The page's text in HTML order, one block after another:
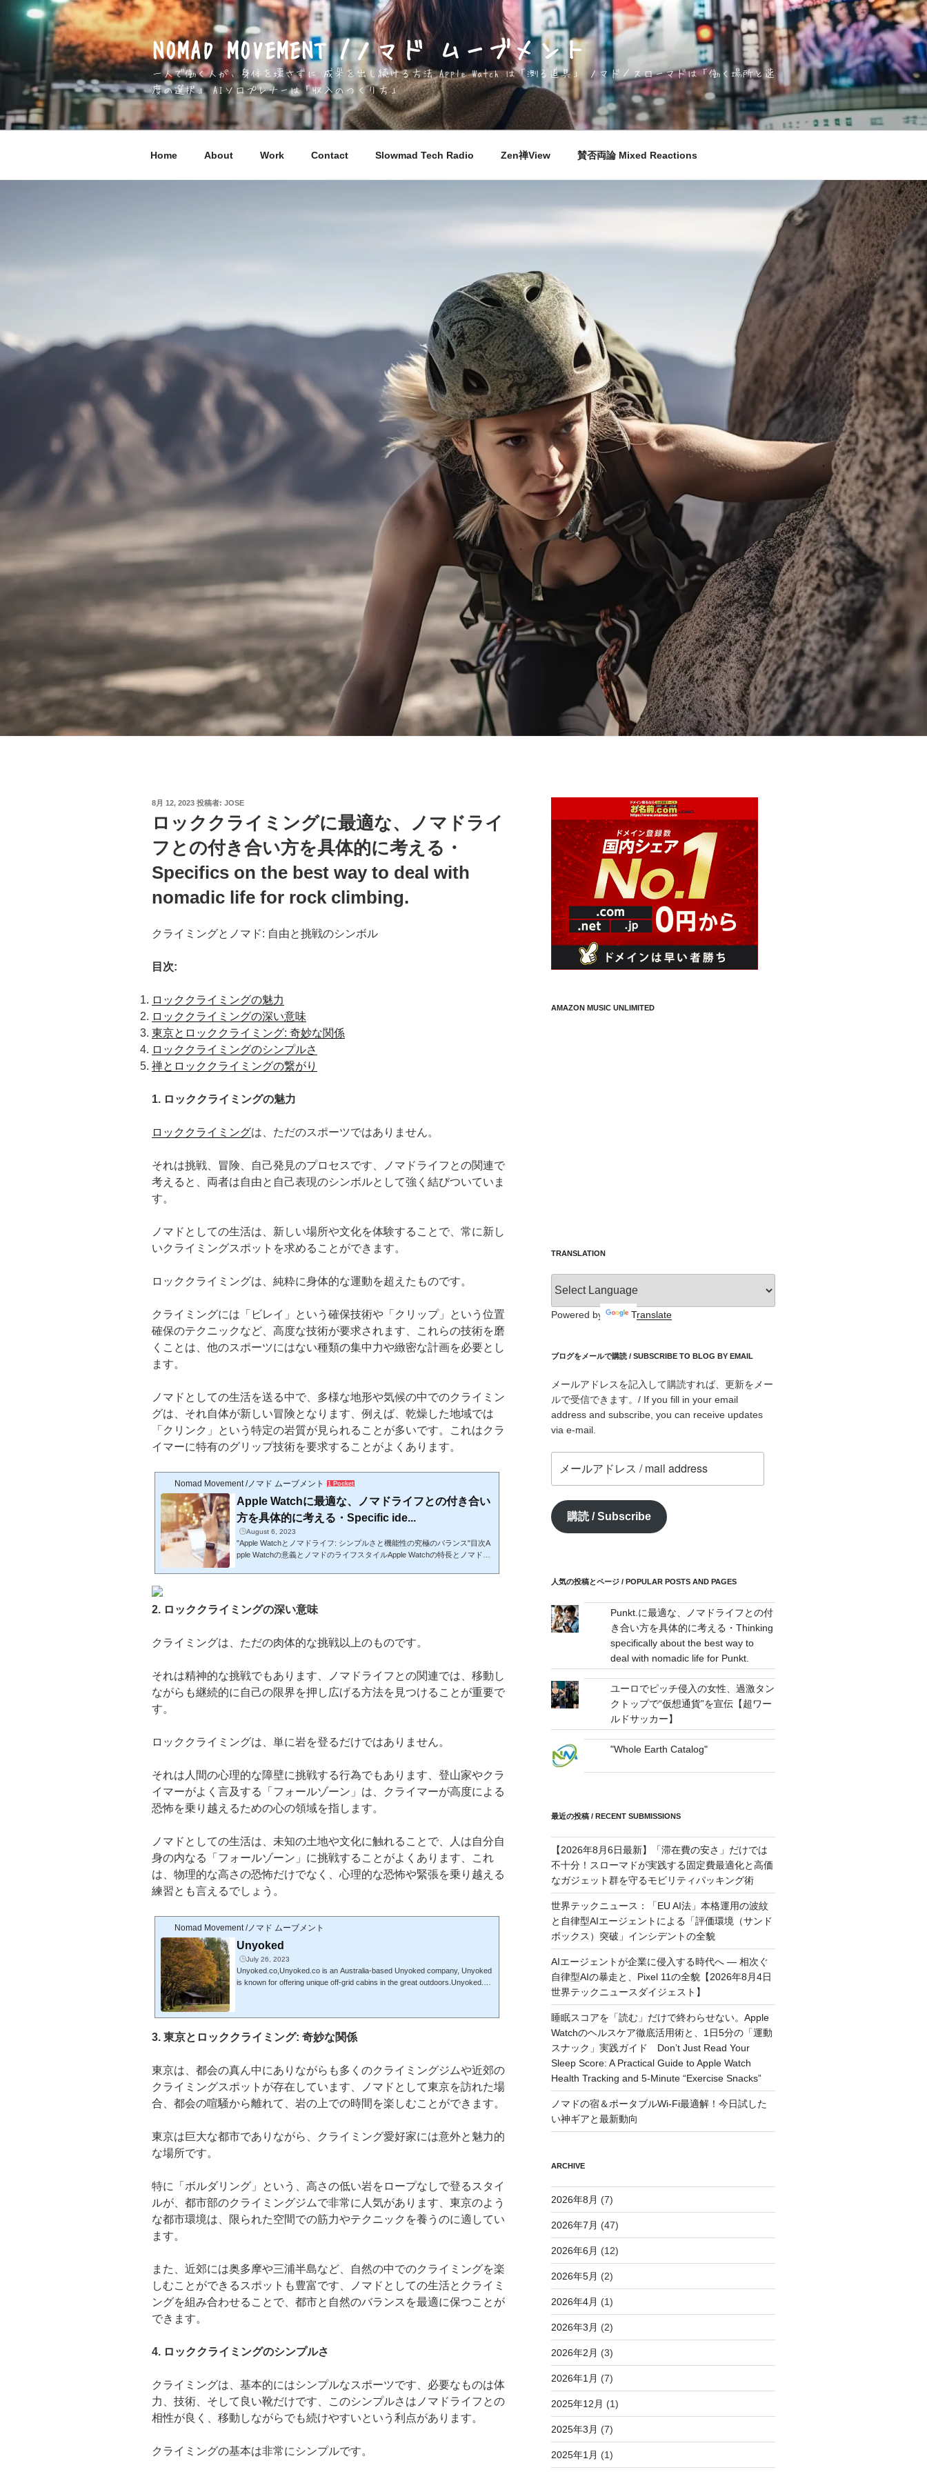
キ
NOMAD MOVEMENT /ノマド ムーブメント
一人で働く人が、身体を壊さずに 成果を出し続ける方法 Apple Watch は「測る道具」 ノマド／スローマドは「働く場所と速
度の選択」 AIソロプレナーは「収入のつくり方」
Home About Work Contact Slowmad Tech Radio Zen禅View 賛否両論 Mixed Reactions
投
8月 12, 2023 投稿者: JOSE
ロッククライミングに最適な、ノマドライ
フとの付き合い方を具体的に考える・
Specifics on the best way to deal with
nomadic life for rock climbing.
クライミングとノマド: 自由と挑戦のシンボル
目次:
ロッククライミングの魅力
ロッククライミングの深い意味
東京とロッククライミング: 奇妙な関係
ロッククライミングのシンプルさ
禅とロッククライミングの繋がり
1. ロッククライミングの魅力
ロッククライミングは、ただのスポーツではありません。
それは挑戦、冒険、自己発見のプロセスです、ノマドライフとの関連で
考えると、両者は自由と自己表現のシンボルとして強く結びついていま
す。
ノマドとしての生活は、新しい場所や文化を体験することで、常に新し
いクライミングスポットを求めることができます。
ロッククライミングは、純粋に身体的な運動を超えたものです。
クライミングには「ビレイ」という確保技術や「クリップ」という位置
確保のテクニックなど、高度な技術が要求されます、これらの技術を磨
くことは、他のスポーツにはない種類の集中力や緻密な計画を必要とし
ます。
ノマドとしての生活を送る中で、多様な地形や気候の中でのクライミン
グは、それ自体が新しい冒険となります、例えば、乾燥した地域では
「クリンク」という特定の岩質が見られることが多いです。これはクラ
イマーに特有のグリップ技術を要求することがよくあります。
Nomad Movement /ノマド ムーブメント 1 Pocket
Apple Watchに最適な、ノマドライフとの付き合い
方を具体的に考える・Specific ide...
August 6, 2023
"Apple Watchとノマドライフ: シンプルさと機能性の究極のバランス"目次A
pple Watchの意義とノマドのライフスタイルApple Watchの特長とノマドラ
をサポートするアイテムとして非常に役立つツールと言えるでしょう、そ
2. ロッククライミングの深い意味
クライミングは、ただの肉体的な挑戦以上のものです。
それは精神的な挑戦でもあります、ノマドライフとの関連では、移動し
ながらも継続的に自己の限界を押し広げる方法を見つけることが重要で
す。
ロッククライミングは、単に岩を登るだけではありません。
それは人間の心理的な障壁に挑戦する行為でもあります、登山家やクラ
イマーがよく言及する「フォールゾーン」は、クライマーが高度による
恐怖を乗り越えるための心の領域を指します。
ノマドとしての生活は、未知の土地や文化に触れることで、人は自分自
身の内なる「フォールゾーン」に挑戦することがよくあります、これ
は、物理的な高さの恐怖だけでなく、心理的な恐怖や緊張を乗り越える
練習とも言えるでしょう。
Nomad Movement /ノマド ムーブメント
Unyoked
July 26, 2023
Unyoked.co,Unyoked.co is an Australia-based Unyoked company, Unyoked
is known for offering unique off-grid cabins in the great outdoors.Unyoked.co
ます。This gives us context about the setting of these cabins. They are loca
n settings. This could appeal to those looking for a retreat, an escape...
3. 東京とロッククライミング: 奇妙な関係
東京は、都会の真ん中にありながらも多くのクライミングジムや近郊の
クライミングスポットが存在しています、ノマドとして東京を訪れた場
合、都会の喧騒から離れて、岩の上での時間を楽しむことができます。
東京は巨大な都市でありながら、クライミング愛好家には意外と魅力的
な場所です。
特に「ボルダリング」という、高さの低い岩をロープなしで登るスタイ
ルが、都市部のクライミングジムで非常に人気があります、東京のよう
な都市環境は、限られた空間での筋力やテクニックを養うのに適してい
ます。
また、近郊には奥多摩や三浦半島など、自然の中でのクライミングを楽
しむことができるスポットも豊富です、ノマドとしての生活とクライミ
ングを組み合わせることで、都市と自然のバランスを最適に保つことが
できます。
4. ロッククライミングのシンプルさ
クライミングは、基本的にはシンプルなスポーツです、必要なものは体
力、技術、そして良い靴だけです、このシンプルさはノマドライフとの
相性が良く、移動しながらでも続けやすいという利点があります。
クライミングの基本は非常にシンプルです。
AMAZON MUSIC UNLIMITED
TRANSLATION
Powered by Translate
ブログをメールで購読 / SUBSCRIBE TO BLOG BY EMAIL
メールアドレスを記入して購読すれば、更新をメー
ルで受信できます。/ If you fill in your email
address and subscribe, you can receive updates
via e-mail.
ル
ア
ド
レ
mail
購読 / Subscribe
人気の投稿とページ / POPULAR POSTS AND PAGES
Punkt.に最適な、ノマドライフとの付
き合い方を具体的に考える・Thinking
specifically about the best way to
deal with nomadic life for Punkt.
ユーロでピッチ侵入の女性、過激タン
クトップで“仮想通貨”を宣伝【超ワー
ルドサッカー】
"Whole Earth Catalog"
最近の投稿 / RECENT SUBMISSIONS
【2026年8月6日最新】「滞在費の安さ」だけでは
不十分！スローマドが実践する固定費最適化と高価
なガジェット群を守るモビリティパッキング術
世界テックニュース：「EU AI法」本格運用の波紋
と自律型AIエージェントによる「評価環境（サンド
ボックス）突破」インシデントの全貌
AIエージェントが企業に侵入する時代へ — 相次ぐ
自律型AIの暴走と、Pixel 11の全貌【2026年8月4日
世界テックニュースダイジェスト】
睡眠スコアを「読む」だけで終わらせない。Apple
Watchのヘルスケア徹底活用術と、1日5分の「運動
スナック」実践ガイド Don’t Just Read Your
Sleep Score: A Practical Guide to Apple Watch
Health Tracking and 5-Minute “Exercise Snacks”
ノマドの宿＆ポータブルWi-Fi最適解！今日試した
い神ギアと最新動向
ARCHIVE
2026年8月 (7)
2026年7月 (47)
2026年6月 (12)
2026年5月 (2)
2026年4月 (1)
2026年3月 (2)
2026年2月 (3)
2026年1月 (7)
2025年12月 (1)
2025年3月 (7)
2025年1月 (1)